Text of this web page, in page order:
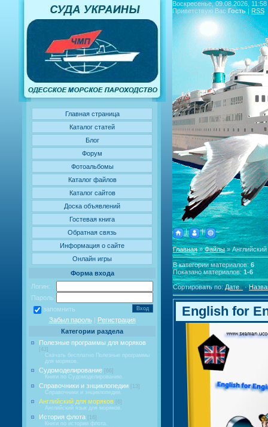
Главная страница
Каталог статей
Блог
Форум
Фотоальбомы
Каталог файлов
Каталог сайтов
Доска объявлений
Гостевая книга
Обратная связь
Информация о сайте
Онлайн игры
Форма входа
Логин:
Пароль:
запомнить
Забыл пароль | Регистрация
Категории раздела
Полезные программы для моряков
[43]
Скачать бесплатно Полезные программы
для моряков.
Судомоделирование
[66]
Книги по Судомоделированию.
Справочники и энциклопедии
[13]
Справочники и энциклопедии.
Английский для моряков
[6]
Английский язык для моряков.
История флота
[16]
Книги по истории флота.
Воскресенье, 09.08.2026, 11:58
Приветствую Вас Гость| RSS
| |
Главная»Файлы»
В категории материалов: 6
Показано материалов: 1-6
Сортировать по: Дате ·
English for